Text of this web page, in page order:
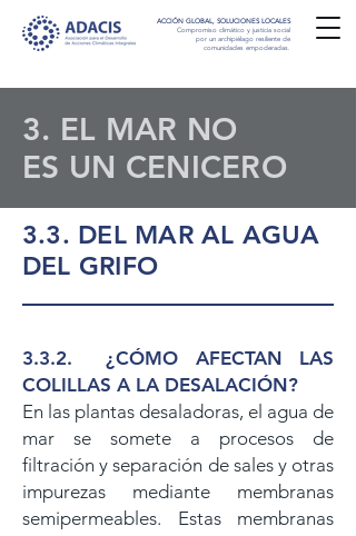
ACCIÓN GLOBAL, SOLUCIONES LOCALES
Compromiso climático y justicia social
por un archipiélago resiliente de
comunidades empoderadas.
3. EL MAR NO
ES UN CENICERO
3.3. DEL MAR AL AGUA
DEL GRIFO
3.3.2.
¿CÓMO AFECTAN LAS
COLILLAS A LA DESALACIÓN?
En las plantas desaladoras, el agua de
mar se somete a procesos de
filtración y separación de sales y otras
impurezas mediante membranas
semipermeables. Estas membranas